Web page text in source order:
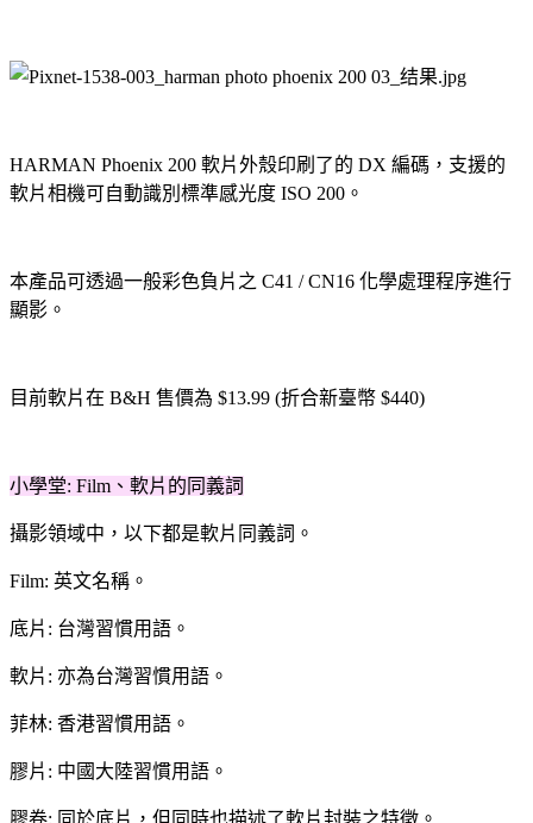
HARMAN Phoenix 200 軟片外殼印刷了的 DX 編碼，支援的
軟片相機可自動識別標準感光度 ISO 200。
本產品可透過一般彩色負片之 C41 / CN16 化學處理程序進行
顯影。
目前軟片在 B&H 售價為 $13.99 (折合新臺幣 $440)
小學堂: Film、軟片的同義詞
攝影領域中，以下都是軟片同義詞。
Film: 英文名稱。
底片: 台灣習慣用語。
軟片: 亦為台灣習慣用語。
菲林: 香港習慣用語。
膠片: 中國大陸習慣用語。
膠卷: 同於底片，但同時也描述了軟片封裝之特徵。